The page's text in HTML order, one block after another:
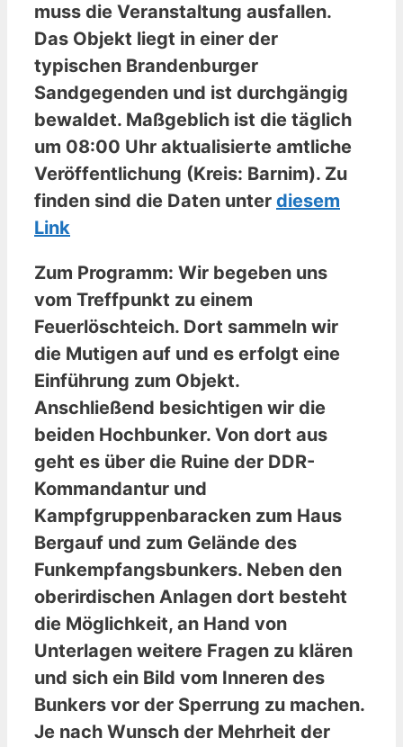
muss die Veranstaltung ausfallen.
Das Objekt liegt in einer der
typischen Brandenburger
Sandgegenden und ist durchgängig
bewaldet. Maßgeblich ist die täglich
um 08:00 Uhr aktualisierte amtliche
Veröffentlichung (Kreis: Barnim). Zu
finden sind die Daten unter diesem
Link
Zum Programm: Wir begeben uns
vom Treffpunkt zu einem
Feuerlöschteich. Dort sammeln wir
die Mutigen auf und es erfolgt eine
Einführung zum Objekt.
Anschließend besichtigen wir die
beiden Hochbunker. Von dort aus
geht es über die Ruine der DDR-
Kommandantur und
Kampfgruppenbaracken zum Haus
Bergauf und zum Gelände des
Funkempfangsbunkers. Neben den
oberirdischen Anlagen dort besteht
die Möglichkeit, an Hand von
Unterlagen weitere Fragen zu klären
und sich ein Bild vom Inneren des
Bunkers vor der Sperrung zu machen.
Je nach Wunsch der Mehrheit der